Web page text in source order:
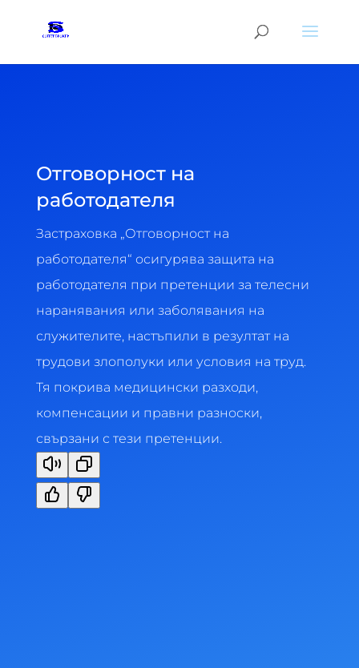
Отговорност на
работодателя
Застраховка „Отговорност на
работодателя“ осигурява защита на
работодателя при претенции за телесни
наранявания или заболявания на
служителите, настъпили в резултат на
трудови злополуки или условия на труд.
Тя покрива медицински разходи,
компенсации и правни разноски,
свързани с тези претенции.